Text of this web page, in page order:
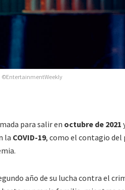
©EntertainmentWeekly
para salir en octubre de 2021
la COVID-19, como el contagio
año de su lucha contra el